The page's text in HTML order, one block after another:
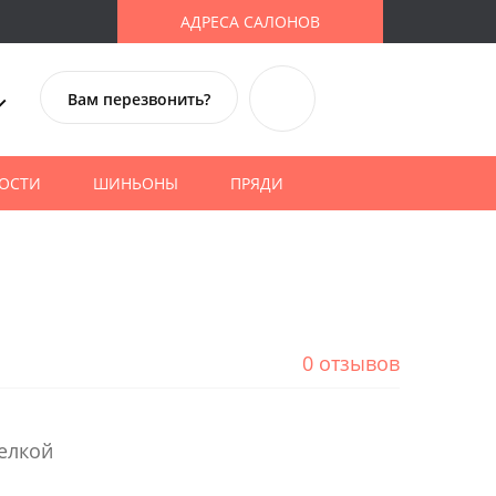
АДРЕСА САЛОНОВ
Вам перезвонить?
ШИНЬОНЫ ПРЯДИ
0 отзывов